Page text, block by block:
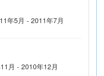
年5月 - 2011年7月
月 - 2010年12月